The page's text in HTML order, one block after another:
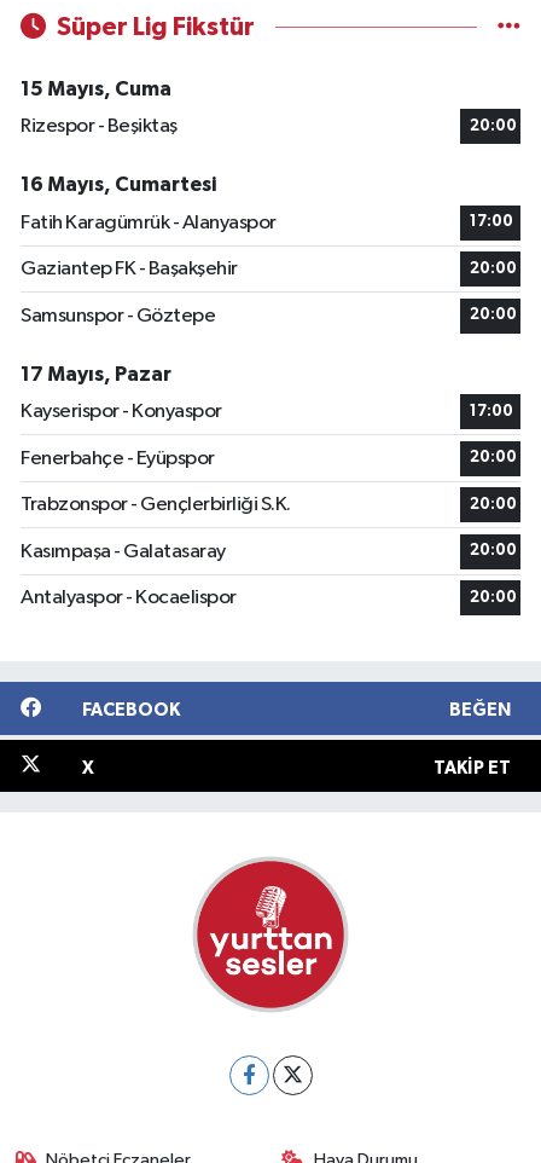
Süper Lig Fikstür
15 Mayıs, Cuma
Rizespor - Beşiktaş
20:00
16 Mayıs, Cumartesi
Fatih Karagümrük - Alanyaspor
17:00
Gaziantep FK - Başakşehir 20:00
Samsunspor - Göztepe 20:00
17 Mayıs, Pazar
Kayserispor - Konyaspor
17:00
Fenerbahçe - Eyüpspor 20:00
Trabzonspor - Gençlerbirliği S.K. 20:00
Kasımpaşa - Galatasaray 20:00
Antalyaspor - Kocaelispor 20:00
FACEBOOK BEĞEN
X TAKIP ET